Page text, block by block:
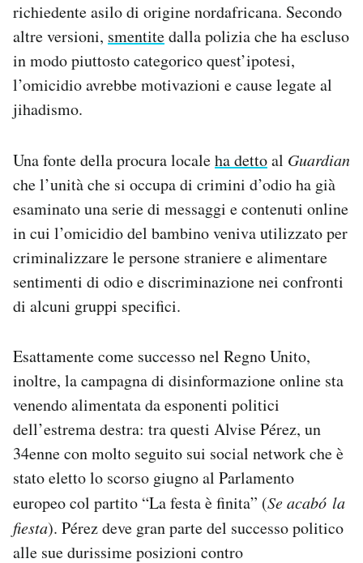
richiedente asilo di origine nordafricana. Secondo
altre versioni, smentitedalla polizia che ha escluso
in modo piuttosto categorico quest’ipotesi,
l’omicidio avrebbe motivazioni e cause legate al
jihadismo.
Una fonte della procura localeha dettoal Guardian
che l’unità che si occupa di crimini d’odio ha già
esaminato una serie di messaggi e contenuti online
in cui l’omicidio del bambino veniva utilizzato per
criminalizzare le persone straniere e alimentare
sentimenti di odio e discriminazione nei confronti
di alcuni gruppi specifici.
Esattamente come successo nel Regno Unito,
inoltre, la campagna di disinformazione online sta
venendo alimentata da esponenti politici
dell’estrema destra: tra questi Alvise Pérez, un
34enne con molto seguito sui social network che è
stato eletto lo scorso giugno al Parlamento
europeo col partito “La festa è finita” (Se acabó la
fiesta). Pérez deve gran parte del successo politico
alle sue durissime posizioni contro